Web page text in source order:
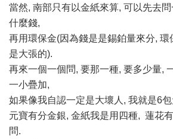
當然, 南部只有以金紙來算, 可以先去
什麼錢,
再用環保金(因為錢是是錫鉑量來分,
是大張的).
再來一個一個問, 要那一種, 要多少量,
一小疊加,
如果像我自認一定是大壞人, 我就是6
元寶有分金銀, 金紙我是用四種, 蓮花
問.